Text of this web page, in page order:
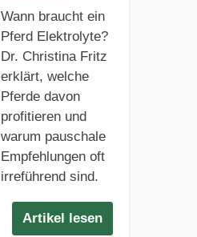
Wann braucht ein
Pferd Elektrolyte?
Dr. Christina Fritz
erklärt, welche
Pferde davon
profitieren und
warum pauschale
Empfehlungen oft
irreführend sind.
Artikel lesen